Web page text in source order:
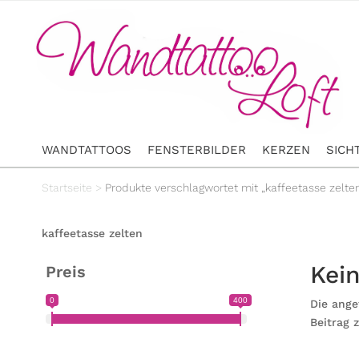
WANDTATTOOS FENSTERBILDER KERZEN
Startseite > Produkte verschlagwortet mit „kaffeetasse
kaffeetasse zelten
Preis
0 400
Die
Beitrag